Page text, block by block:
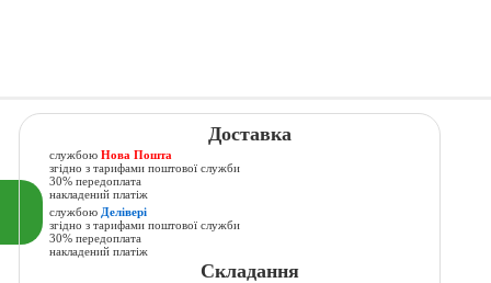
Доставка
службою Нова Пошта
згідно з тарифами поштової служби
30% передоплата
накладений платіж
службою Делівері
згідно з тарифами поштової служби
30% передоплата
накладений платіж
Складання